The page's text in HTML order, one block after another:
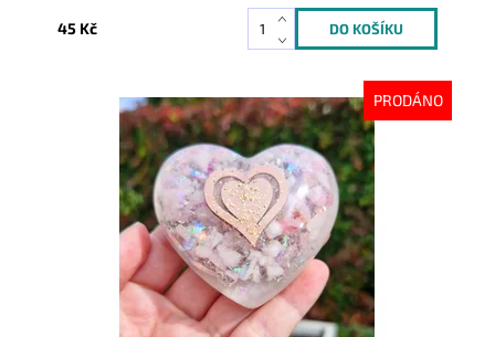
45 Kč
PRODÁNO
Dostupnost:
Vyprodáno
9928